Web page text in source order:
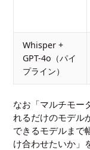
Whisper +
GPT-4o（パイ
プライン）
なお「マルチモー
れるだけのモデル
できるモデルまで
け合わせたいか」